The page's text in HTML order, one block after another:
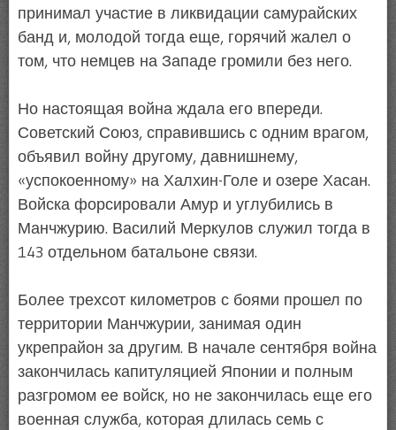
принимал участие в ликвидации самурайских
банд и, молодой тогда еще, горячий жалел о
том, что немцев на Западе громили без него.
Но настоящая война ждала его впереди.
Советский Союз, справившись с одним врагом,
объявил войну другому, давнишнему,
«успокоенному» на Халхин-Голе и озере Хасан.
Войска форсировали Амур и углубились в
Манчжурию. Василий Меркулов служил тогда в
143 отдельном батальоне связи.
Более трехсот километров с боями прошел по
территории Манчжурии, занимая один
укрепрайон за другим. В начале сентября война
закончилась капитуляцией Японии и полным
разгромом ее войск, но не закончилась еще его
военная служба, которая длилась семь с